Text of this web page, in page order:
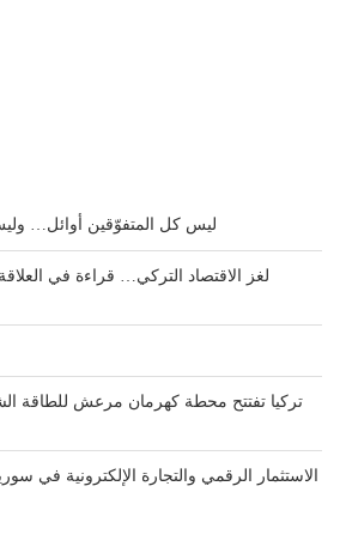
ليس كل المتفوّقين أوائل…
لغز الاقتصاد التركي… قراءة في
الاستثمار الرقمي والتجارة الإلكترونية في